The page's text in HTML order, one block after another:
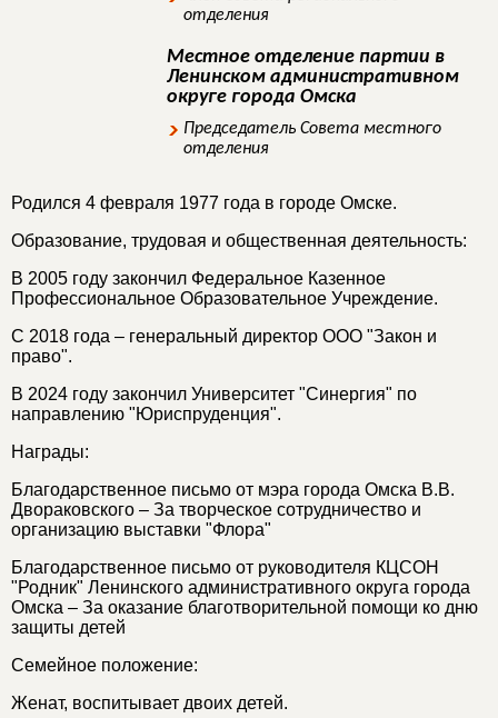
отделения
Местное отделение партии в
Ленинском административном
округе города Омска
Председатель Совета местного
отделения
Родился 4 февраля 1977 года в городе Омске.
Образование, трудовая и общественная деятельность:
В 2005 году закончил Федеральное Казенное
Профессиональное Образовательное Учреждение.
С 2018 года – генеральный директор ООО "Закон и
право".
В 2024 году закончил Университет "Синергия" по
направлению "Юриспруденция".
Награды:
Благодарственное письмо от мэра города Омска В.В.
Двораковского – За творческое сотрудничество и
организацию выставки "Флора"
Благодарственное письмо от руководителя КЦСОН
"Родник" Ленинского административного округа города
Омска – За оказание благотворительной помощи ко дню
защиты детей
Семейное положение:
Женат, воспитывает двоих детей.